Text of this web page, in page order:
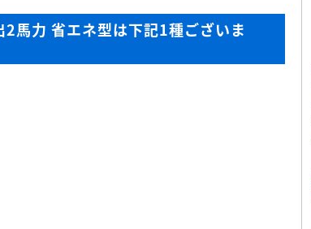
馬力 省エネ型は下記1種ございま